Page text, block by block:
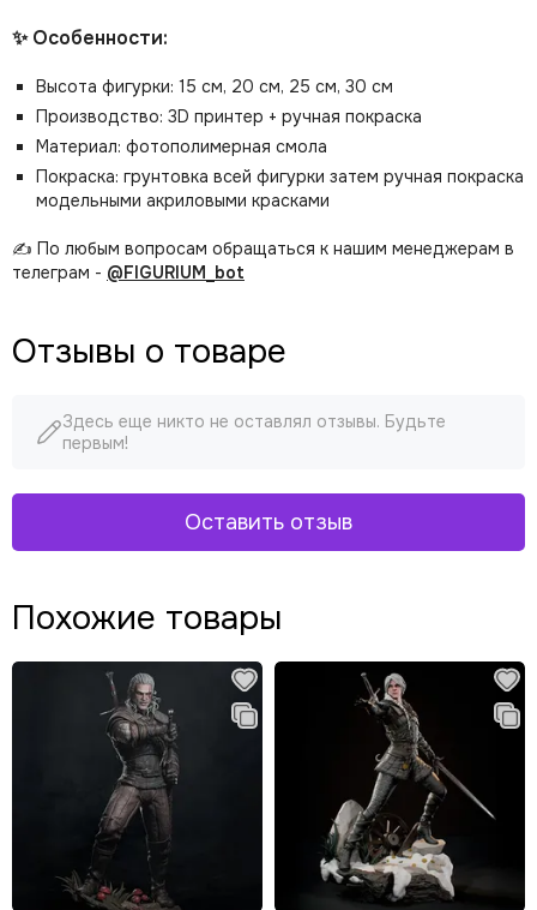
✨ Особенности:
Высота фигурки: 15 см, 20 см, 25 см, 30 см
Производство: 3D принтер + ручная покраска
Материал: фотополимерная смола
Покраска: грунтовка всей фигурки затем ручная покраска
модельными акриловыми красками
✍️ По любым вопросам обращаться к нашим менеджерам в
телеграм - @FIGURIUM_bot
Отзывы о товаре
Здесь еще никто не оставлял отзывы. Будьте
первым!
Оставить отзыв
Похожие товары